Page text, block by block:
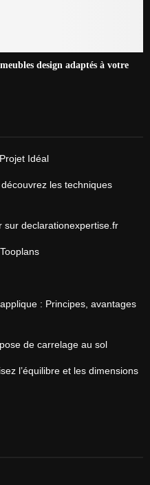
design adaptés à votre
Idéal
les techniques
sur declarationexpertise.fr
: Principes, avantages
de carrelage au sol
l’équilibre et les dimensions